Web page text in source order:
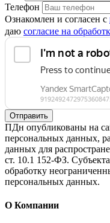
Телефон
Ознакомлен и согласен с
даю согласие на
Отправить
ПДн опубликованы на
персональных данных,
данных для
ст. 10.1 152-ФЗ.
обработку
персональных данных.
О Компании